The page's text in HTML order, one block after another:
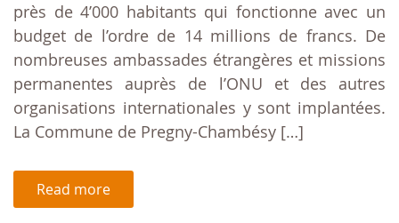
près de 4’000 habitants qui fonctionne avec un
budget de l’ordre de 14 millions de francs. De
nombreuses ambassades étrangères et missions
permanentes auprès de l’ONU et des autres
organisations internationales y sont implantées.
La Commune de Pregny-Chambésy […]
Read more